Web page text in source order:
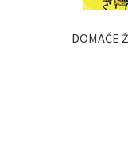
DOMAĆE